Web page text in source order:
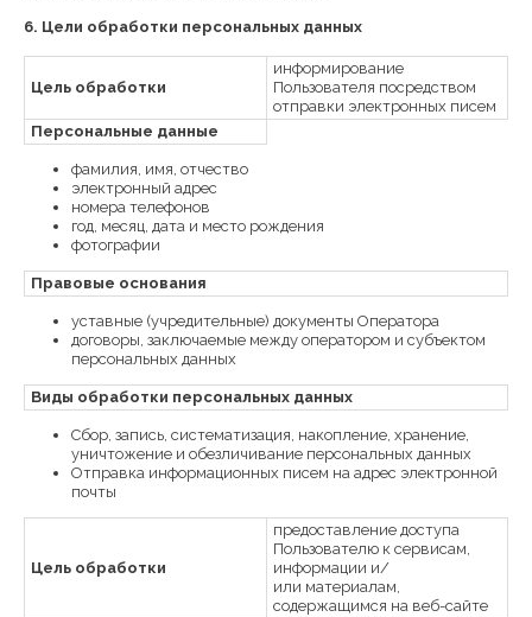
6. Цели обработки персональных данных
Цель обработки
информирование
Пользователя посредством
отправки электронных писем
Персональные данные
фамилия, имя, отчество
электронный адрес
номера телефонов
год, месяц, дата и место рождения
фотографии
Правовые основания
уставные (учредительные) документы Оператора
договоры, заключаемые между оператором и субъектом
персональных данных
Виды обработки персональных данных
Сбор, запись, систематизация, накопление, хранение,
уничтожение и обезличивание персональных данных
Отправка информационных писем на адрес электронной
почты
Цель обработки
предоставление доступа
Пользователю к сервисам,
информации и/
или материалам,
содержащимся на веб-сайте